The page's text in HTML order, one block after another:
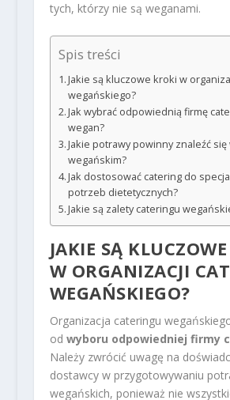
tych, którzy nie są weganami.
Spis treści
Jakie są kluczowe kroki w
wegańskiego?
Jak wybrać odpowiednią firmę
wegan?
Jakie potrawy powinny znaleźć się
wegańskim?
Jak dostosować catering do
potrzeb dietetycznych?
Jakie są zalety cateringu
JAKIE SĄ
W ORGANIZACJI
WEGAŃSKIEGO?
Organizacja cateringu
od wyboru odpowiedniej firmy
Należy zwrócić uwagę na
dostawcy w przygotowywaniu
wegańskich, ponieważ nie